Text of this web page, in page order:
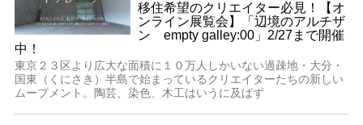
移住希望のクリエイター必見！【オ
ンライン展覧会】「辺境のアルチザ
ン empty galley:00」2/27まで開催
中！
東京２３区より広大な面積に１０万人しかいない過疎地・大分・
国東（くにさき）半島で始まっているクリエイターたちの新しい
ムーブメント。陶芸、染色、木工はいうに及ばず